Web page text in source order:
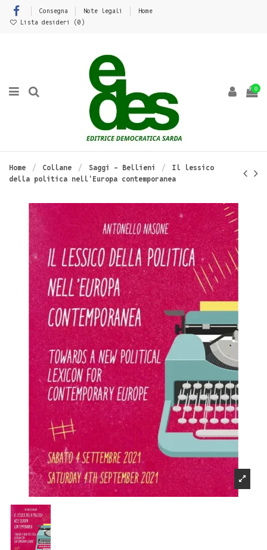
Consegna Note legali
Home
Lista desideri (0 )
0
Home Collane Saggi - Bellieni
Il lessico
della politica nell'Europa contemporanea